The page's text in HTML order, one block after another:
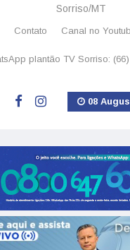
Sorriso/MT
Contato Canal no
plantão TV Sorriso: (66)
08